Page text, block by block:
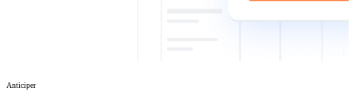
Anticiper